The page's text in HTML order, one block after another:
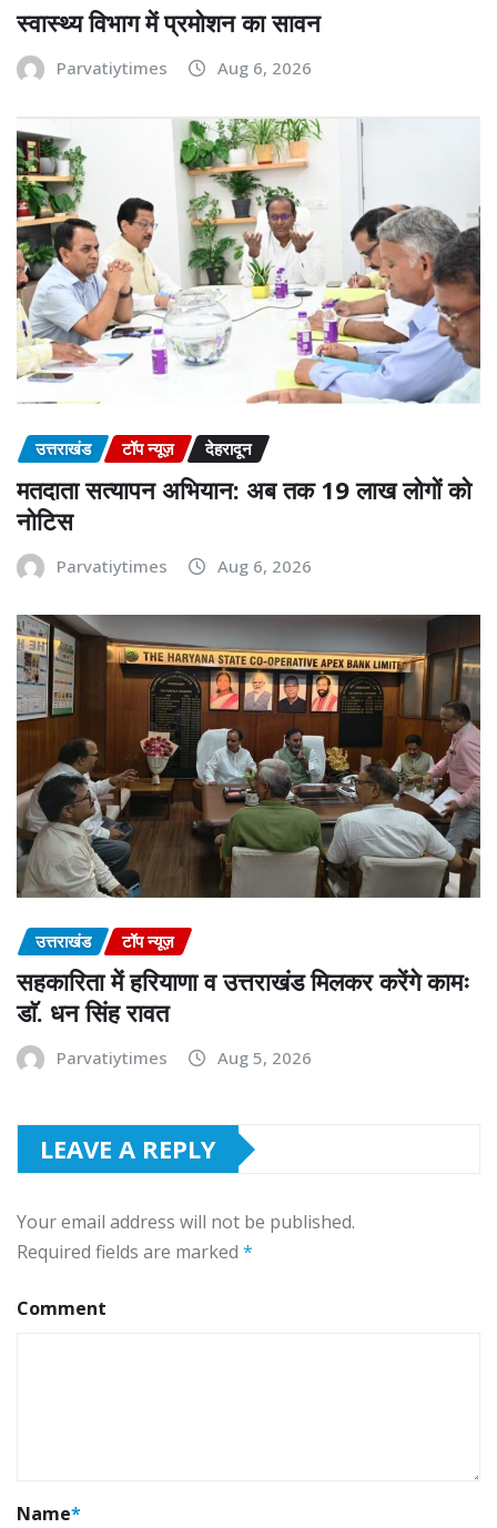
स्वास्थ्य विभाग में प्रमोशन का सावन
Parvatiytimes Aug 6, 2026
उत्तराखंड टॉप न्यूज़ देहरादून
मतदाता सत्यापन अभियान: अब तक 19 लाख लोगों को
नोटिस
Parvatiytimes Aug 6, 2026
उत्तराखंड टॉप न्यूज़
सहकारिता में हरियाणा व उत्तराखंड मिलकर करेंगे कामः
डाॅ. धन सिंह रावत
Parvatiytimes Aug 5, 2026
LEAVE A REPLY
Your email address will not be published.
Required fields are marked *
Comment
Name*